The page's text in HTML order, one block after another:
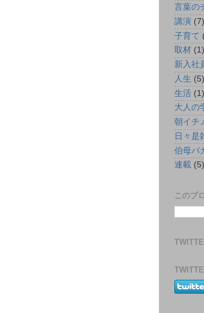
言葉の
講演 (7)
子育て
取材 (1)
新入社
人生 (5)
生活 (1)
大人の
朝イチ
日々是
伯母バ
連載 (5)
このブ